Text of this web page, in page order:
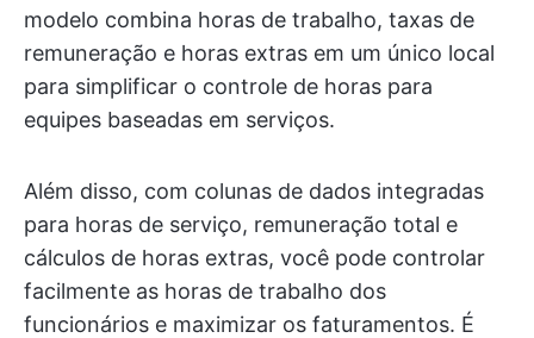
modelo combina horas de trabalho, taxas de
remuneração e horas extras em um único local
para simplificar o controle de horas para
equipes baseadas em serviços.
Além disso, com colunas de dados integradas
para horas de serviço, remuneração total e
cálculos de horas extras, você pode controlar
facilmente as horas de trabalho dos
funcionários e maximizar os faturamentos. É